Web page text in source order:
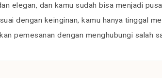
elegan, dan kamu sudah bisa menjadi
dengan keinginan, kamu hanya tinggal
pemesanan dengan menghubungi salah